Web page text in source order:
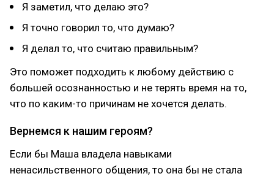
Я заметил, что делаю это?
Я точно говорил то, что думаю?
Я делал то, что считаю правильным?
Это поможет подходить к любому действию с
большей осознанностью и не терять время на то,
что по каким-то причинам не хочется делать.
Вернемся к нашим героям?
Если бы Маша владела навыками
ненасильственного общения, то она бы не стала